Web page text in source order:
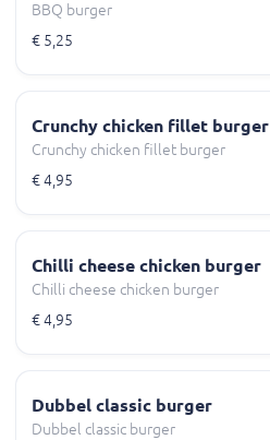
BBQ burger
€ 5,25
Crunchy chicken fillet burger
Crunchy chicken fillet burger
€ 4,95
Chilli cheese chicken burger
Chilli cheese chicken burger
€ 4,95
Dubbel classic burger
Dubbel classic burger